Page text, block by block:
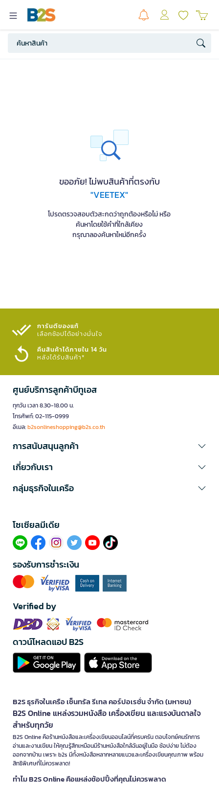
ขออภัย! ไม่พบสินค้าที่ตรงกับ
"VEETEX"
โปรดตรวจสอบตัวสะกดว่าถูกต้องหรือไม่ หรือ
ค้นหาโดยใช้คำที่ใกล้เคียง
กรุณาลองค้นหาใหม่อีกครั้ง
การันตีของแท้
เลือกช้อปได้อย่างมั่นใจ​
คืนสินค้าได้ภายใน 14 วัน
หลังได้รับสินค้า*
ศูนย์บริการลูกค้าบีทูเอส
ทุกวัน เวลา 8.30-18.00 น.
โทรศัพท์: 02-115-0999
อีเมล:b2sonlineshopping@b2s.co.th
การสนับสนุนลูกค้า
เกี่ยวกับเรา
กลุ่มธุรกิจในเครือ
โซเซียลมีเดีย​
รองรับการชำระเงิน
Verified by
ดาวน์โหลดแอป B2S
B2S ธุรกิจในเครือ เซ็นทรัล รีเทล คอร์ปอเรชั่น จำกัด (มหาชน)
B2S Online แหล่งรวมหนังสือ เครื่องเขียน และแรงบันดาลใจ
สำหรับทุกวัย
B2S Online คือร้านหนังสือและเครื่องเขียนออนไลน์ที่ครบครัน ตอบโจทย์คนรักการ
อ่านและงานเขียน ให้คุณรู้สึกเหมือนมีร้านหนังสือใกล้ฉันอยู่ในมือ ช้อปง่าย ไม่ต้อง
ออกจากบ้าน เพราะ b2s มีทั้งหนังสือหลากหลายแนวและเครื่องเขียนคุณภาพ พร้อม
สิทธิพิเศษที่ไม่ควรพลาด!
ทำไม B2S Online คือแหล่งช้อปปิ้งที่คุณไม่ควรพลาด